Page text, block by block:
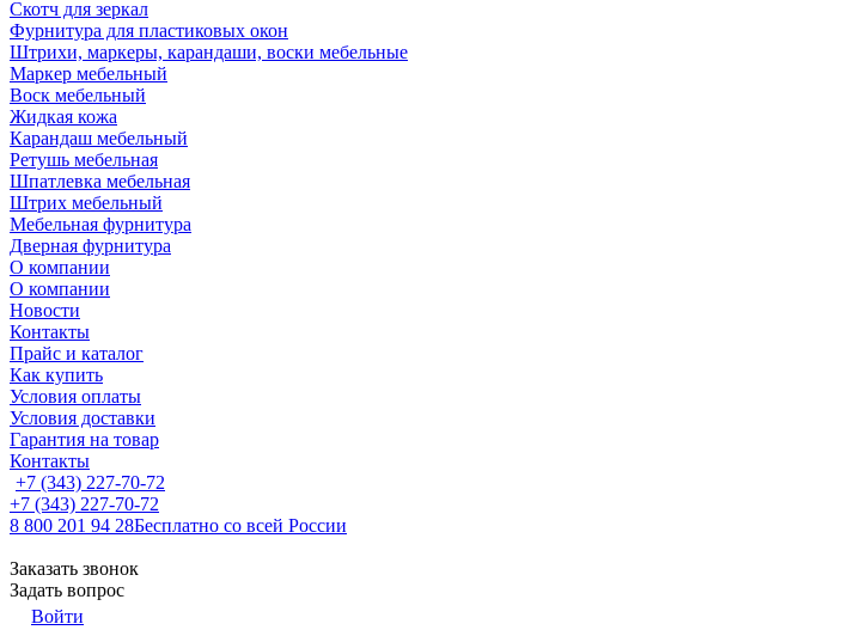
Скотч для зеркал
Фурнитура для пластиковых окон
Штрихи, маркеры, карандаши, воски мебельные
Маркер мебельный
Воск мебельный
Жидкая кожа
Карандаш мебельный
Ретушь мебельная
Шпатлевка мебельная
Штрих мебельный
Мебельная фурнитура
Дверная фурнитура
О компании
О компании
Новости
Контакты
Прайс и каталог
Как купить
Условия оплаты
Условия доставки
Гарантия на товар
Контакты
+7 (343) 227-70-72
+7 (343) 227-70-72
8 800 201 94 28Бесплатно со всей России
Заказать звонок
Задать вопрос
Войти